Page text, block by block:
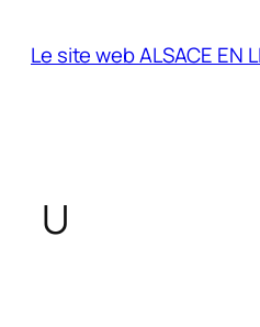
Le site web ALSACE EN
U